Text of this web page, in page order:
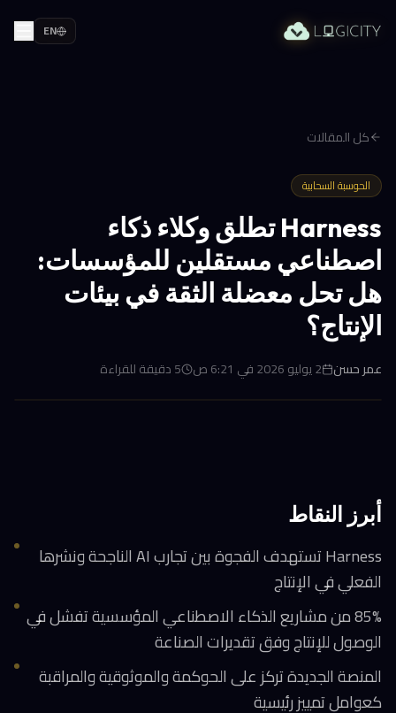
EN
كل المقالات
الحوسبة السحابية
Harness تطلق وكلاء ذكاء
اصطناعي مستقلين للمؤسسات:
هل تحل معضلة الثقة في بيئات
الإنتاج؟
عمر حسن 2 يوليو 2026 في 6:21 ص 5دقيقة للقراءة
أبرز النقاط
Harness تستهدف الفجوة بين تجارب AI الناجحة ونشرها
الفعلي في الإنتاج
85% من مشاريع الذكاء الاصطناعي المؤسسية تفشل في
الوصول للإنتاج وفق تقديرات الصناعة
المنصة الجديدة تركز على الحوكمة والموثوقية والمراقبة
كعوامل تمييز رئيسية